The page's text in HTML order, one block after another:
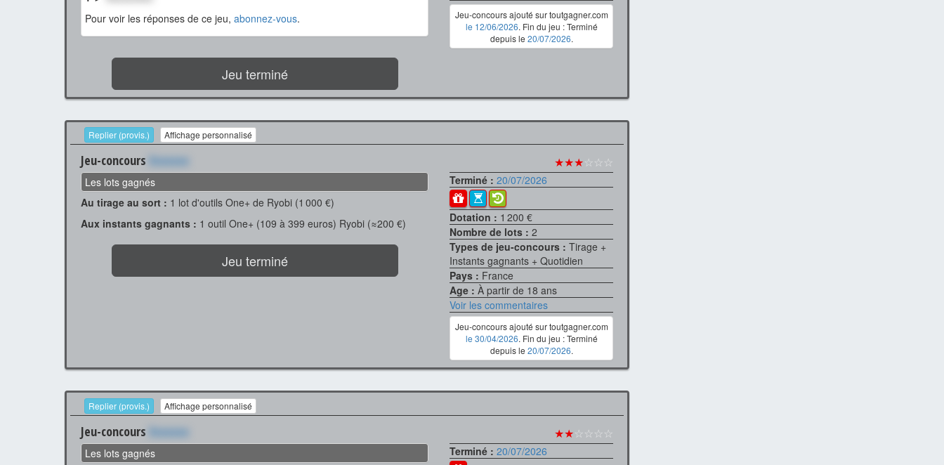
Pour voir les réponses de ce jeu, abonnez-vous.
Jeu terminé
Jeu-concours ajouté sur toutgagner.com
le 12/06/2026. Fin du jeu : Terminé
depuis le 20/07/2026.
Replier (provis.) Affichage personnalisé
Jeu-concours Xxxxxxx ★★★☆☆☆
Les lots gagnés
Au tirage au sort : 1 lot d'outils One+ de Ryobi (1 000 €)
Aux instants gagnants : 1 outil One+ (109 à 399 euros) Ryobi (≈200 €)
Jeu terminé
Terminé :20/07/2026
Dotation : 1 200 €
Nombre de lots :2
Types de jeu-concours :Tirage +
Instants gagnants + Quotidien
Pays : France
Age :À partir de 18 ans
Voir les commentaires
Jeu-concours ajouté sur toutgagner.com
le 30/04/2026. Fin du jeu : Terminé
depuis le 20/07/2026.
Replier (provis.) Affichage personnalisé
Jeu-concours Xxxxxxx ★★☆☆☆☆
Les lots gagnés
Terminé :20/07/2026